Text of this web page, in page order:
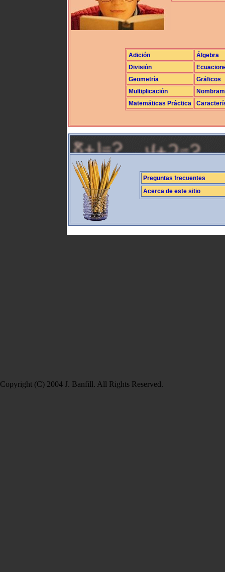
Adición
Álgebra
División
Geometría
Gráficos
Multiplicación
Matemáticas Práctica
Preguntas frecuentes
Acerca de este sitio
Copyright (C) 2004 J. Banfill. All Rights Reserved.